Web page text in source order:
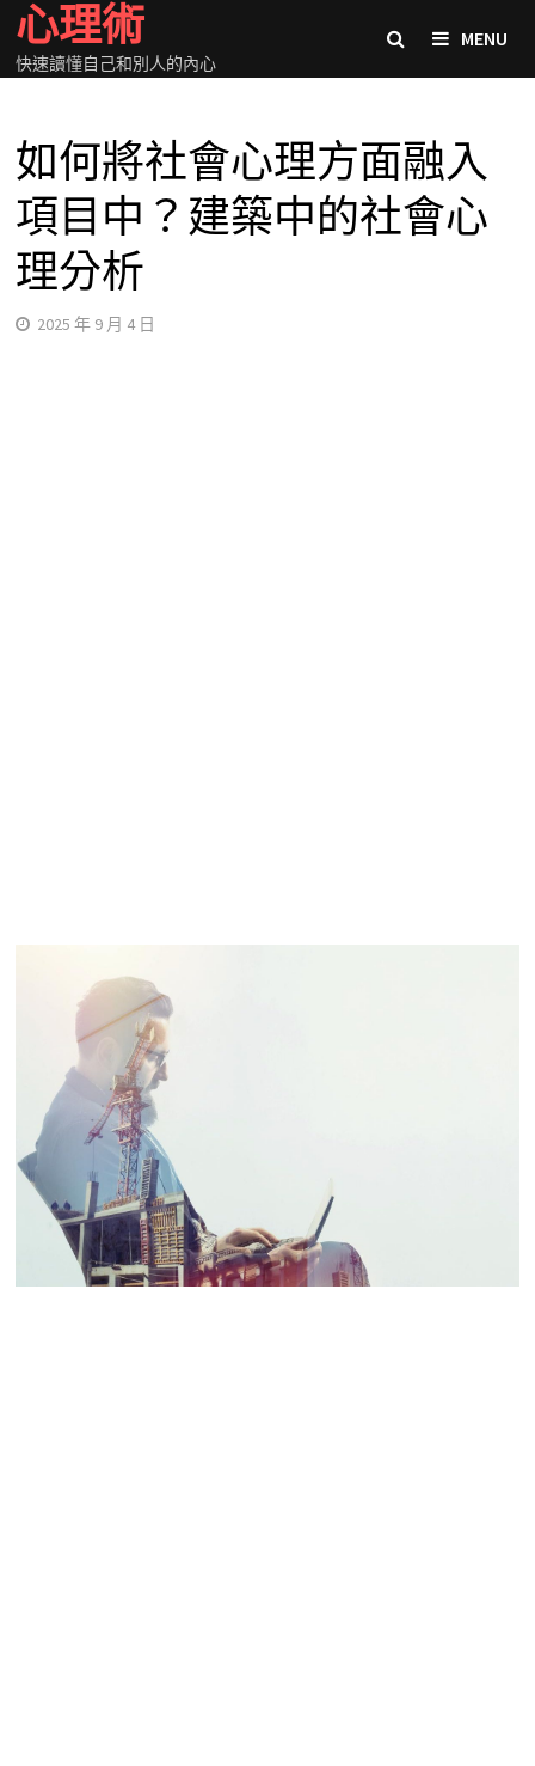
Skip
content
心理術
快速讀懂自己和別人的內心
MENU
如何將社會心理方面融入
項目中？建築中的社會心
理分析
2025 年 9 月 4 日